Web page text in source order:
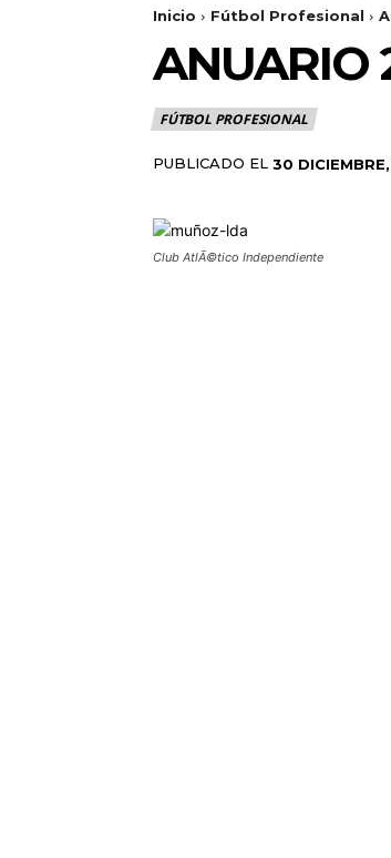
Inicio Fútbol Profesional
ANUARIO
FÚTBOL PROFESIONAL
PUBLICADO EL 30
Club AtlÃ©tico Independiente